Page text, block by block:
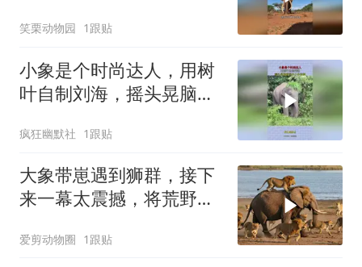
笑栗动物园 1跟贴
小象是个时尚达人，用树
叶自制刘海，摇头晃脑看
疯狂幽默社 1跟贴
大象带崽遇到狮群，接下
来一幕太震撼，将荒野规
爱剪动物圈 1跟贴